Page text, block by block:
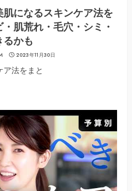
肌になるスキンケア法を
肌荒れ・毛穴・シミ・
かも
2023年11月30日
法をまと